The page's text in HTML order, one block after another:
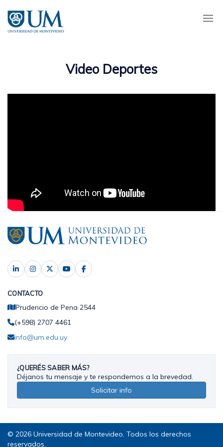
contenido
principal
Video Deportes
CONTACTO
Prudencio de Pena 2544
(+598) 2707 4461
info@um.edu.uy
¿QUERÉS SABER MÁS?
Déjanos tu mensaje y te respondemos a la brevedad.
Solicitar info
© 2026 Universidad de Montevideo. Todos los derechos
reservados.